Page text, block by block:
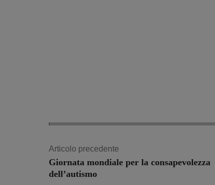
Articolo precedente
Giornata mondiale per la consapevolezza
dell’autismo